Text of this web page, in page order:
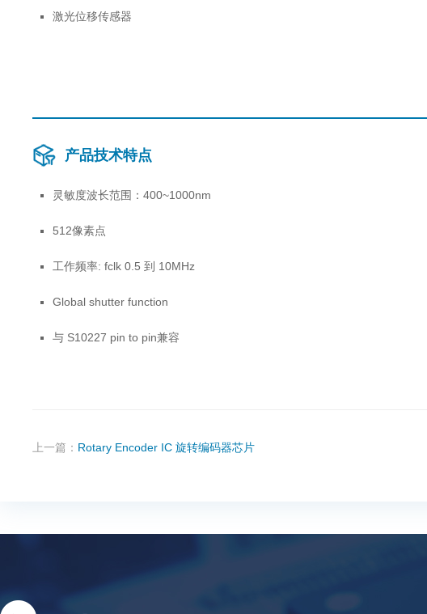
激光位移传感器
产品技术特点
灵敏度波长范围：400~1000nm
512像素点
工作频率: fclk 0.5 到 10MHz
Global shutter function
与 S10227 pin to pin兼容
上一篇： Rotary Encoder IC 旋转编码器芯片